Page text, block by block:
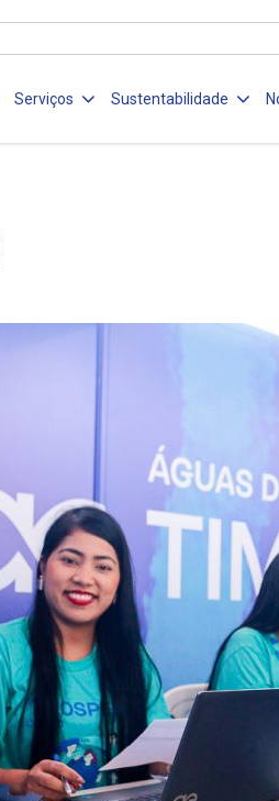
Serviços Sustentabilidade